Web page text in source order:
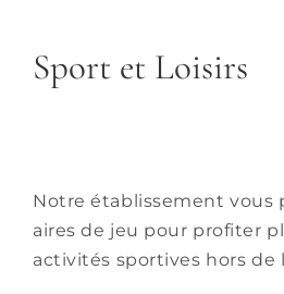
Sport et Loisirs
Notre établissement vous
aires de jeu pour profiter
activités sportives hors de